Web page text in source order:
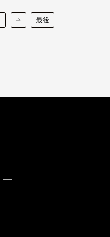
最後